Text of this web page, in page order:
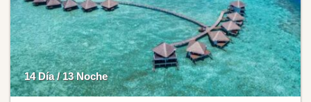
14 Día / 13 Noche